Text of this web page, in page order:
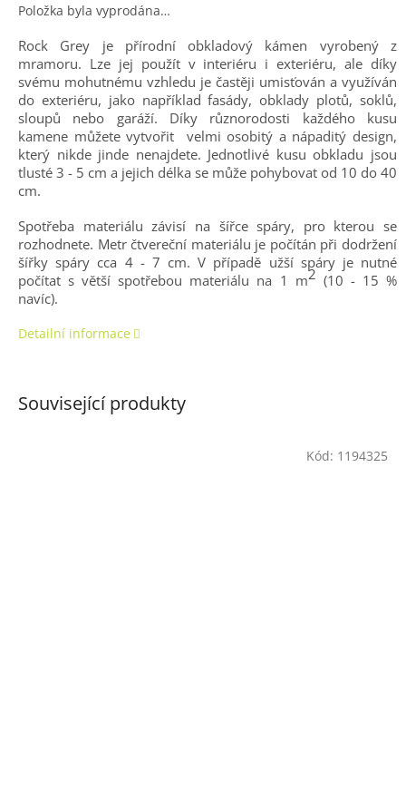
Položka byla vyprodána…
Rock Grey je přírodní obkladový kámen vyrobený z
mramoru. Lze jej použít v interiéru i exteriéru, ale díky
svému mohutnému vzhledu je častěji umisťován a využíván
do exteriéru, jako například fasády, obklady plotů, soklů,
sloupů nebo garáží. Díky různorodosti každého kusu
kamene můžete vytvořit velmi osobitý a nápaditý design,
který nikde jinde nenajdete. Jednotlivé kusu obkladu jsou
tlusté 3 - 5 cm a jejich délka se může pohybovat od 10 do 40
cm.
Spotřeba materiálu závisí na šířce spáry, pro kterou se
rozhodnete. Metr čtvereční materiálu je počítán při dodržení
šířky spáry cca 4 - 7 cm. V případě užší spáry je nutné
počítat s větší spotřebou materiálu na 1 m2 (10 - 15 %
navíc).
Detailní informace
Související produkty
Kód: 1194325